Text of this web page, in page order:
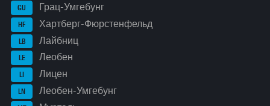
GU Грац-Умгебунг
HF Хартберг-Фюрстенфельд
LB Лайбниц
LE Леобен
LI Лицен
LN Леобен-Умгебунг